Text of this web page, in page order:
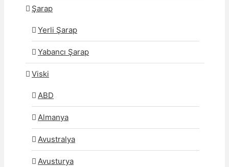
Şarap
Yerli Şarap
Yabancı Şarap
Viski
ABD
Almanya
Avustralya
Avusturya